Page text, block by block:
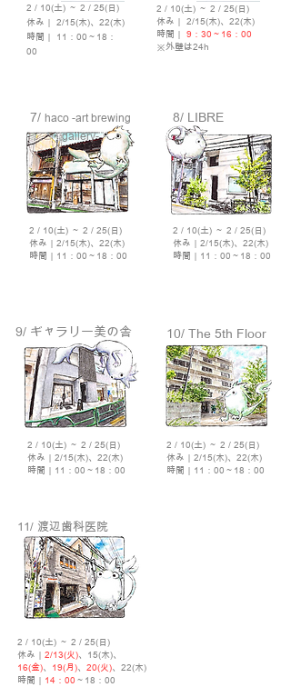
2 / 10(土) ～ 2 / 25(日)
休み｜ 2/15(木)、22(木)
時間｜ 11：00～18：
00
2 / 10(土) ～ 2 / 25(日)
休み｜ 2/15(木)、22(木)
時間｜ 9：30～16：00
※外壁は24h
2 / 10(土) ～ 2 / 25(日)
休み｜2/15(木)、22(木)
時間｜11：00～18：00
7/ haco -art brewing
gallery-
8/ LIBRE
2 / 10(土) ～ 2 / 25(日)
休み｜2/15(木)、22(木)
時間｜11：00～18：00
9/ ギャラリー美の舎
2 / 10(土) ～ 2 / 25(日)
休み｜2/15(木)、22(木)
時間｜11：00～18：00
10/ The 5th Floor
2 / 10(土) ～ 2 / 25(日)
休み｜2/15(木)、22(木)
時間｜11：00～18：00
11/ 渡辺歯科医院
2 / 10(土) ～ 2 / 25(日)
休み｜ 2/13(火)、15(木)、
16(金)、 19(月)、 20(火)、22(木)
時間｜ 14：00 ～18：00